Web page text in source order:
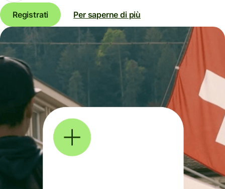
Registrati Per saperne di più